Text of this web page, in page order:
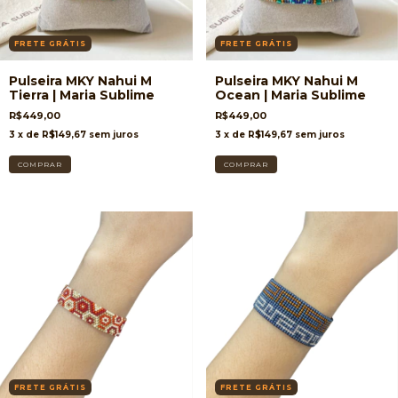
FRETE GRÁTIS
Pulseira MKY Nahui M
Tierra | Maria Sublime
R$449,00
3 x de R$149,67 sem juros
FRETE GRÁTIS
Pulseira MKY Nahui M
Ocean | Maria Sublime
R$449,00
3 x de R$149,67 sem juros
FRETE GRÁTIS FRETE GRÁTIS